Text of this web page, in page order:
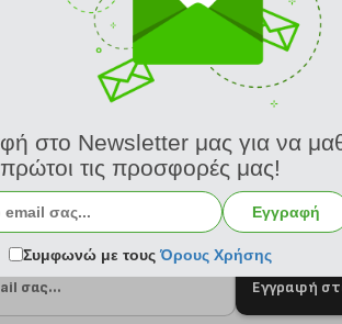
Προτεινόμενη λιανική 17.70 €
Κατόπιν παραγγελίας από 24/8
Εγγραφή
στο Newsletter μας για να
πρώτοι τις προσφορές μας!
Εγγραφή
Συμφωνώ με τουςΌρους Χρήσης